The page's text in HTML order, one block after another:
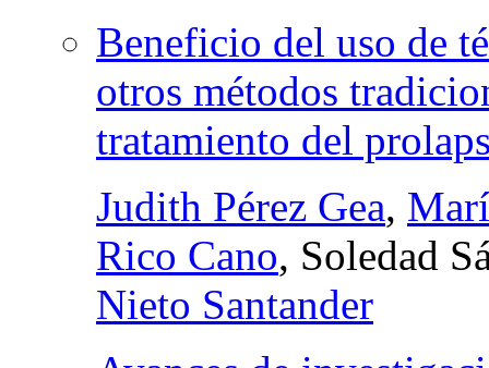
Beneficio del uso de
otros métodos
tratamiento del
Judith Pérez Gea,
Rico Cano, Soledad
Nieto Santander